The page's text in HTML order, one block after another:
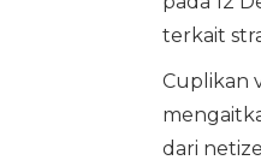
terkait
Cuplikan
dari